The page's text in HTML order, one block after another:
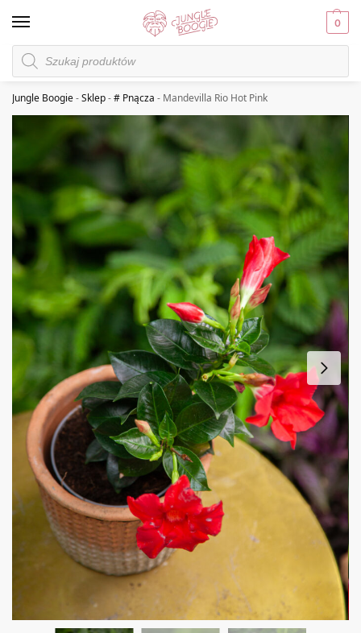
0
Jungle Boogie-Sklep-# Pnącza - Mandevilla Rio Hot Pink